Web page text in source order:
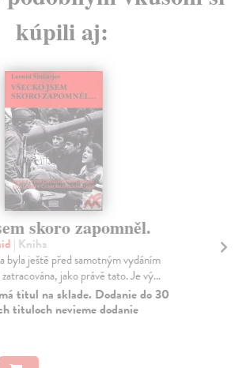
kúpili aj:
skoro zapomněl.
| Kniha
byla ještě před samotným vydáním
jako právě tato. Je vý...
titul na sklade. Dodanie do 30
tituloch nevieme dodanie